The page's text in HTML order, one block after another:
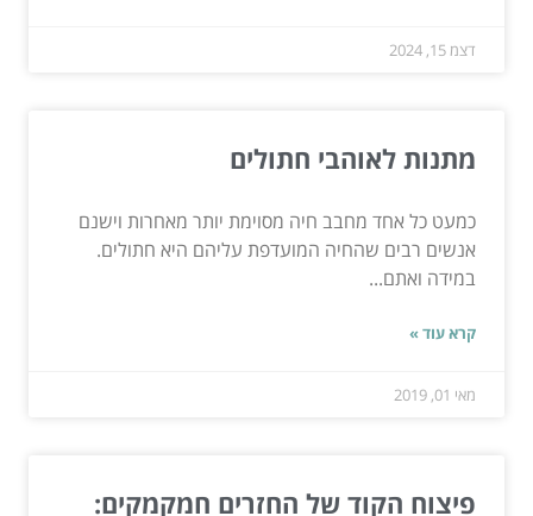
דצמ 15, 2024
מתנות לאוהבי חתולים
כמעט כל אחד מחבב חיה מסוימת יותר מאחרות וישנם
אנשים רבים שהחיה המועדפת עליהם היא חתולים.
במידה ואתם...
קרא עוד »
מאי 01, 2019
פיצוח הקוד של החזרים חמקמקים: